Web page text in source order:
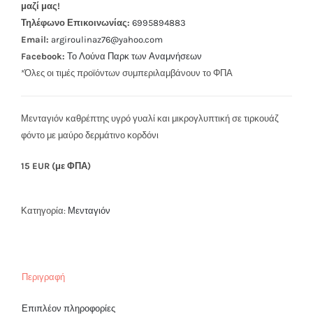
μαζί μας!
Τηλέφωνο Επικοινωνίας: 6995894883
Email: argiroulinaz76@yahoo.com
Facebook: Το Λούνα Παρκ των Αναμνήσεων
*Όλες οι τιμές προϊόντων συμπεριλαμβάνουν το ΦΠΑ
Μενταγιόν καθρέπτης υγρό γυαλί και μικρογλυπτική σε τιρκουάζ
φόντο με μαύρο δερμάτινο κορδόνι
15 EUR (με ΦΠΑ)
Κατηγορία: Μενταγιόν
Περιγραφή
Επιπλέον πληροφορίες